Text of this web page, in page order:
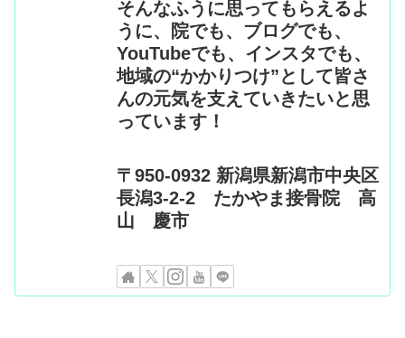
そんなふうに思ってもらえるよ
うに、院でも、ブログでも、
YouTubeでも、インスタでも、
地域の“かかりつけ”として皆さ
んの元気を支えていきたいと思
っています！
〒950-0932 新潟県新潟市中央区
長潟3-2-2 たかやま接骨院 高
山 慶市